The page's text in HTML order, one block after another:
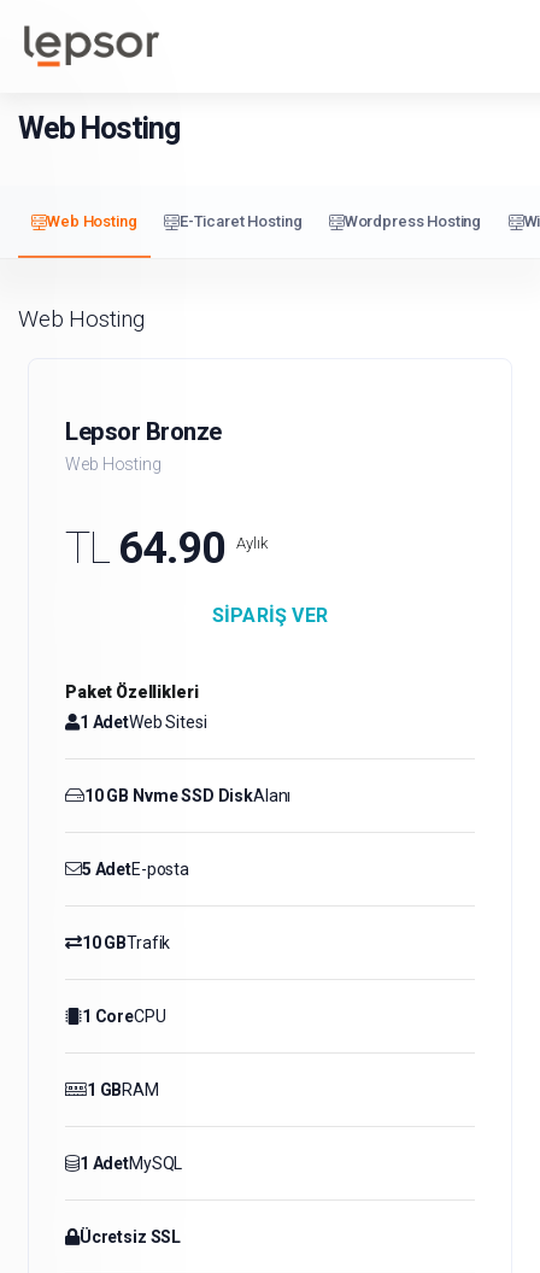
Kurumsal
Web Hosting
Web Hosting E-Ticaret Hosting Wordpress Hosting
Web Hosting
Lepsor Bronze
Web Hosting
TL64.90 Aylık
SIPARIŞ VER
Paket Özellikleri
1 AdetWeb Sitesi
10 GB Nvme SSD DiskAlanı
5 AdetE-posta
10 GBTrafik
1 CoreCPU
1 GBRAM
1 AdetMySQL
Ücretsiz SSL